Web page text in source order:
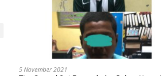
5 November 2021